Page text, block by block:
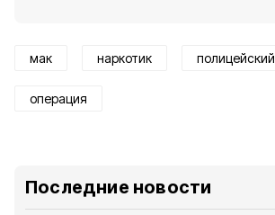
мак наркотик полицейский
операция
Последние новости